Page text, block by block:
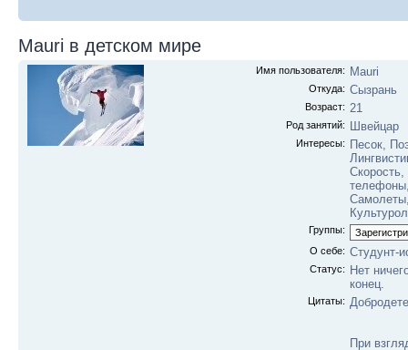
Mauri в детском мире
Имя пользователя: Mauri
Откуда: Сызрань
Возраст: 21
Род занятий: Швейцар
Интересы:
Песок,
Группы:
О себе: Студунт-
Статус:
Нет
конец.
Цитаты:
При